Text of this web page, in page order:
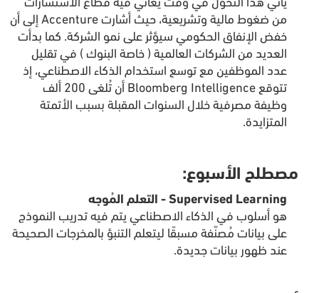
من ضغوط مالية وتشريعية، حيث أشارت Accenture إلى أن
خفض الإنفاق الحكومي سيؤثر على نمو الشركة. كما بدأت
العديد من الشركات العالمية ( خاصة البنوك ) في تقليل
عدد الموظفين مع توسع استخدام الذكاء الاصطناعي، إذ
تتوقع Bloomberg Intelligence أن تُلغى 200 ألف
وظيفة مصرفية خلال السنوات المقبلة بسبب الأتمتة
المتزايدة.
مصطلح الأسبوع:
Supervised Learning - التعلم المُوجه
هو أسلوب في الذكاء الاصطناعي يتم فيه تدريب النموذج
على بيانات مُصنّفة مسبقًا ليتعلم التنبؤ بالمخرجات الصحيحة
عند ظهور بيانات جديدة.